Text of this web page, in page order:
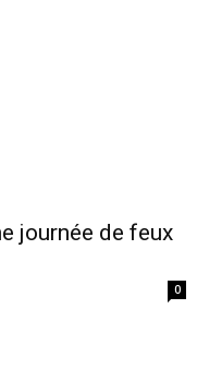
journée de feux
0